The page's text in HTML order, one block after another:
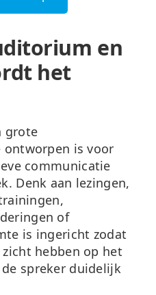
en
het
grote
is voor
communicatie
Denk aan lezingen,
of
is ingericht zodat
hebben op het
spreker duidelijk